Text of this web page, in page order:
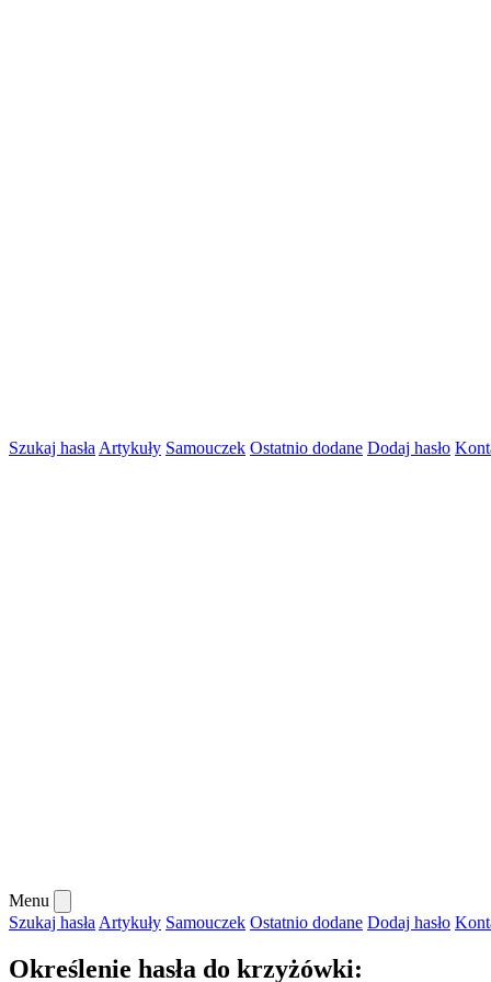
Szukaj hasła Artykuły Samouczek Ostatnio dodane Dodaj hasło
Menu
Szukaj hasła Artykuły Samouczek Ostatnio dodane Dodaj hasło
Określenie hasła do krzyżówki: